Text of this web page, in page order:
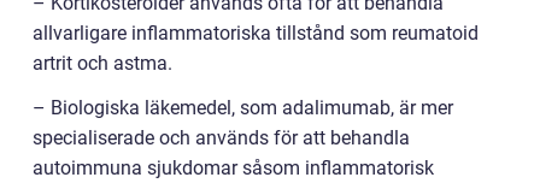
allvarligare inflammatoriska tillstånd som reumatoid
artrit och astma.
– Biologiska läkemedel, som adalimumab, är mer
specialiserade och används för att behandla
autoimmuna sjukdomar såsom inflammatorisk